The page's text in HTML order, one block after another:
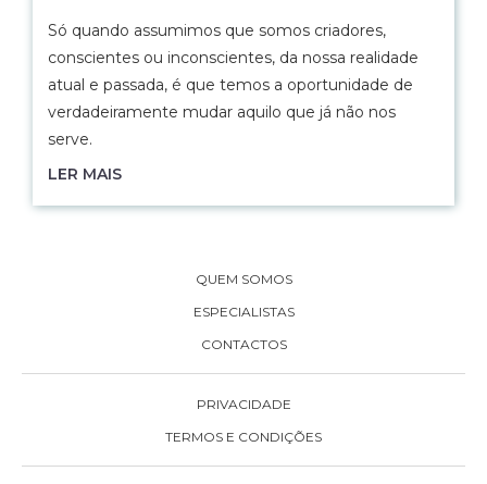
Só quando assumimos que somos criadores,
conscientes ou inconscientes, da nossa realidade
atual e passada, é que temos a oportunidade de
verdadeiramente mudar aquilo que já não nos
serve.
LER MAIS
QUEM SOMOS
ESPECIALISTAS
CONTACTOS
PRIVACIDADE
TERMOS E CONDIÇÕES